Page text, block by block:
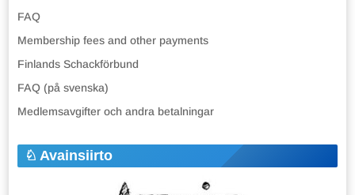
FAQ
Membership fees and other payments
Finlands Schackförbund
FAQ (på svenska)
Medlemsavgifter och andra betalningar
Avainsiirto